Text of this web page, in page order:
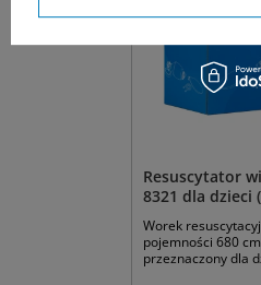
Resuscytator
8321 dla dzieci
Worek
pojemności 680
przeznaczony dla